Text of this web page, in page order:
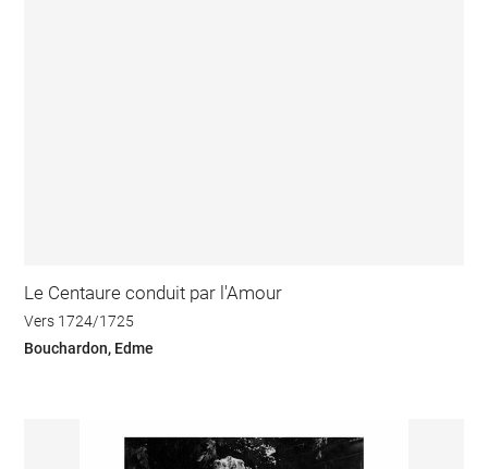
Le Centaure conduit par l'Amour
Vers 1724/1725
Bouchardon, Edme